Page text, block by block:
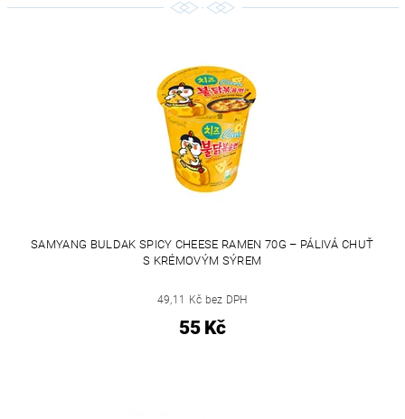
SAMYANG BULDAK SPICY CHEESE RAMEN 70G – PÁLIVÁ CHUŤ
S KRÉMOVÝM SÝREM
49,11 Kč bez DPH
55 Kč